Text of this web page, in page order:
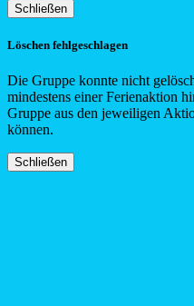
Schließen
Löschen fehlgeschlagen
Die Gruppe konnte nicht
mindestens einer Ferienaktion
Gruppe aus den jeweiligen
können.
Schließen